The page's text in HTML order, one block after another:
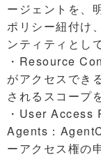
ージェントを、
ポリシー紐付け
ンティティとし
・Resource
がアクセスでき
されるスコープ
・User
Agents：
ーアクセス権の